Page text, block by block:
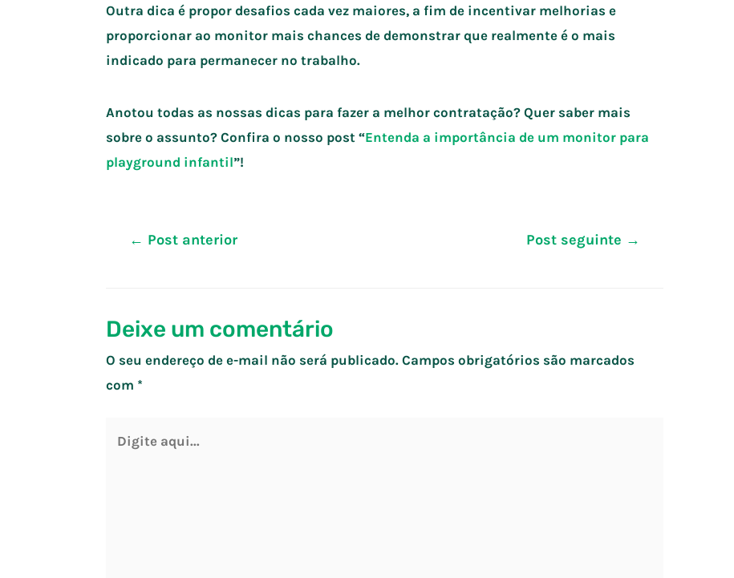
Outra dica é propor desafios cada vez maiores, a fim de incentivar melhorias e
proporcionar ao monitor mais chances de demonstrar que realmente é o mais
indicado para permanecer no trabalho.
Anotou todas as nossas dicas para fazer a melhor contratação? Quer saber mais
sobre o assunto? Confira o nosso post “Entenda a importância de um monitor para
playground infantil”!
Navegação
← Post anterior Post seguinte →
Deixe um comentário
O seu endereço de e-mail não será publicado. Campos obrigatórios são marcados
com *
aqui...